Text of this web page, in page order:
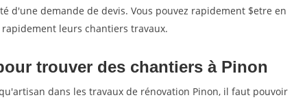
d'une demande de devis. Vous pouvez rapidement $etre en
leurs chantiers travaux.
trouver des chantiers à Pinon
dans les travaux de rénovation Pinon, il faut pouvoir